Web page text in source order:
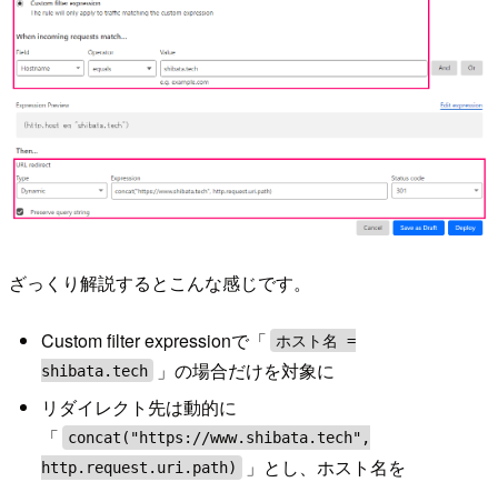
ざっくり解説するとこんな感じです。
Custom filter expressionで「
ホスト名 =
shibata.tech
」の場合だけを対象に
リダイレクト先は動的に
「
concat("https://www.shibata.tech",
http.request.uri.path)
」とし、ホスト名を